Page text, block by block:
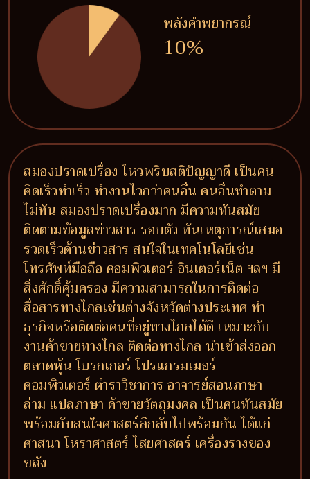
พลังคำพยากรณ์
10%
สมองปราดเปรื่อง ไหวพริบสติปัญญาดี เป็นคน
คิดเร็วทำเร็ว ทำงานไวกว่าคนอื่น คนอื่นทำตาม
ไม่ทัน สมองปราดเปรื่องมาก มีความทันสมัย
ติดตามข้อมูลข่าวสาร รอบตัว ทันเหตุการณ์เสมอ
รวดเร็วด้านข่าวสาร สนใจในเทคโนโลยีเช่น
โทรศัพท์มือถือ คอมพิวเตอร์ อินเตอร์เน็ต ฯลฯ มี
สิ่งศักดิ์คุ้มครอง มีความสามารถในการติดต่อ
สื่อสารทางไกลเช่นต่างจังหวัดต่างประเทศ ทำ
ธุรกิจหรือติดต่อคนที่อยู่ทางไกลได้ดี เหมาะกับ
งานค้าขายทางไกล ติดต่อทางไกล นำเข้าส่งออก
ตลาดหุ้น โบรกเกอร์ โปรแกรมเมอร์
คอมพิวเตอร์ ตำราวิชาการ อาจารย์สอนภาษา
ล่าม แปลภาษา ค้าขายวัตถุมงคล เป็นคนทันสมัย
พร้อมกับสนใจศาสตร์ลึกลับไปพร้อมกัน ได้แก่
ศาสนา โหราศาสตร์ ไสยศาสตร์ เครื่องรางของ
ขลัง